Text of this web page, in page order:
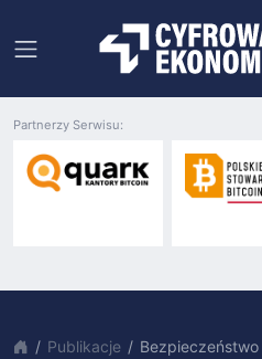
Partnerzy Serwisu:
Publikacje Bezpieczeństwo